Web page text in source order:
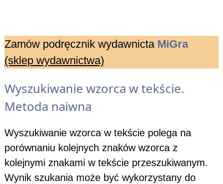
Arkusze INF.04
Zamów podręcznik wydawnicta MiGra
(sklep wydawnictwa)
Wyszukiwanie wzorca w tekście.
Metoda naiwna
Wyszukiwanie wzorca w tekście polega na
porównaniu kolejnych znaków wzorca z
kolejnymi znakami w tekście przeszukiwanym.
Wynik szukania może być wykorzystany do